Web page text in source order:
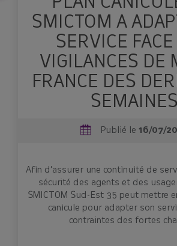
SMICTOM A
SERVICE
VIGILANCES DE
FRANCE DES
SEMAINES
Publié le 16/07/
Afin d’assurer une continuité de
sécurité des agents et des
SMICTOM Sud-Est 35 peut mettre
canicule pour adapter son
contraintes des fortes